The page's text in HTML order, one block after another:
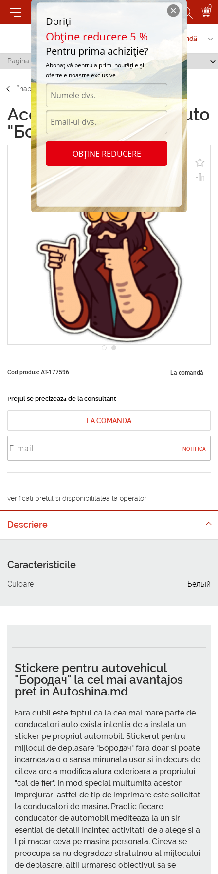
0
Contactați-ne Serviciu de comandă
Pagina principală Abtibilduri auto "Бородач"
Înapoi
Accesorii Abtibilduri auto
"Бородач"
Cod produs: AT-177596 La comandă
Prețul se precizează de la consultant
LA COMANDA
NOTIFICA
verificati pretul si disponibilitatea la operator
Descriere
Caracteristicile
Culoare Белый
Stickere pentru autovehicul
"Бородач" la cel mai avantajos
pret in Autoshina.md
Fara dubii este faptul ca la cea mai mare parte de
conducatori auto exista intentia de a instala un
sticker pe propriul automobil. Stickerul pentru
mijlocul de deplasare "Бородач" fara doar si poate
incarneaza o o sansa minunata usor si in decurs de
citeva ore a modifica alura exterioara a propriului
"cal de fier". In mod special multumita acestor
imprejurari astfel de tip de imprimare este solicitat
la conducatori de masina. Practic fiecare
conducator de automobil mediteaza la un sir
esential de detalii inaintea activitatii de a alege si a
lipi macar ceva pe masina personala. Cineva se
preocupa sa nu degradeze stratulnou al mijlocului
de deplasare, altii urmaresc obiectivul sa se
Doriți
Obține reducere 5 %
Pentru prima achiziție?
Abonațivă pentru a primi noutățile și
ofertele noastre exclusive
OBȚINE REDUCERE